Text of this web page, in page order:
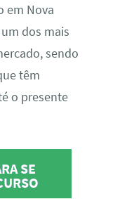
em Nova
dos mais
sendo
têm
o presente
SE